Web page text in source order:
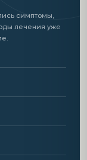
симптомы,
лечения уже